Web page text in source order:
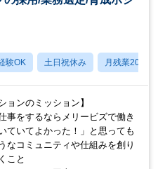
験OK 土日祝休み 月残業20時間
ョンのミッション】
事をするならメリービズで働き
ていてよかった！」と思っても
なコミュニティや仕組みを創り
こと